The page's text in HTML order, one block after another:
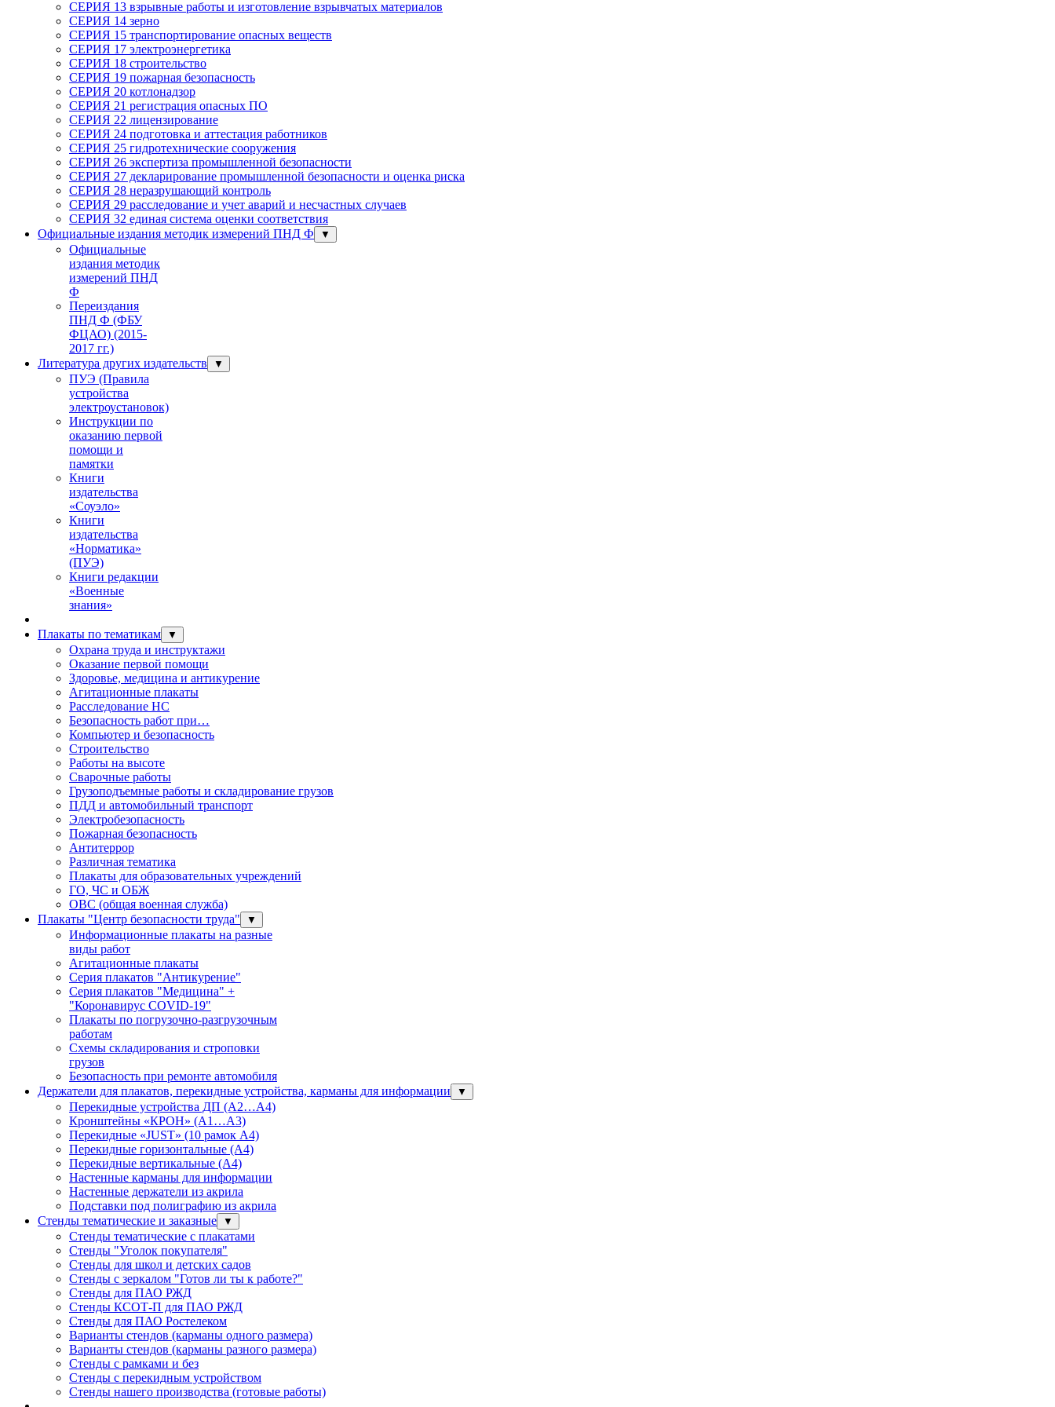
СЕРИЯ 13 взрывные работы и изготовление взрывчатых материалов
СЕРИЯ 14 зерно
СЕРИЯ 15 транспортирование опасных веществ
СЕРИЯ 17 электроэнергетика
СЕРИЯ 18 строительство
СЕРИЯ 19 пожарная безопасность
СЕРИЯ 20 котлонадзор
СЕРИЯ 21 регистрация опасных ПО
СЕРИЯ 22 лицензирование
СЕРИЯ 24 подготовка и аттестация работников
СЕРИЯ 25 гидротехнические сооружения
СЕРИЯ 26 экспертиза промышленной безопасности
СЕРИЯ 27 декларирование промышленной безопасности и оценка риска
СЕРИЯ 28 неразрушающий контроль
СЕРИЯ 29 расследование и учет аварий и несчастных случаев
СЕРИЯ 32 единая система оценки соответствия
Официальные издания методик измерений ПНД Ф
▼
Официальные
издания методик
измерений ПНД
Ф
Переиздания
ПНД Ф (ФБУ
ФЦАО) (2015-
2017 гг.)
Литература других издательств
▼
ПУЭ (Правила
устройства
электроустановок)
Инструкции по
оказанию первой
помощи и
памятки
Книги
издательства
«Соуэло»
Книги
издательства
«Норматика»
(ПУЭ)
Книги редакции
«Военные
знания»
Плакаты по тематикам ▼
Охрана труда и инструктажи
Оказание первой помощи
Здоровье, медицина и антикурение
Агитационные плакаты
Расследование НС
Безопасность работ при…
Компьютер и безопасность
Строительство
Работы на высоте
Сварочные работы
Грузоподъемные работы и складирование грузов
ПДД и автомобильный транспорт
Электробезопасность
Пожарная безопасность
Антитеррор
Различная тематика
Плакаты для образовательных учреждений
ГО, ЧС и ОБЖ
ОВС (общая военная служба)
Плакаты "Центр безопасности труда"
▼
Информационные плакаты на разные
виды работ
Агитационные плакаты
Серия плакатов "Антикурение"
Серия плакатов "Медицина" +
"Коронавирус COVID-19"
Плакаты по погрузочно-разгрузочным
работам
Схемы складирования и строповки
грузов
Безопасность при ремонте автомобиля
Держатели для плакатов, перекидные устройства, карманы для информации
▼
Перекидные устройства ДП (А2…А4)
Кронштейны «КРОН» (А1…А3)
Перекидные «JUST» (10 рамок А4)
Перекидные горизонтальные (А4)
Перекидные вертикальные (А4)
Настенные карманы для информации
Настенные держатели из акрила
Подставки под полиграфию из акрила
Стенды тематические и заказные
▼
Стенды тематические с плакатами
Стенды "Уголок покупателя"
Стенды для школ и детских садов
Стенды с зеркалом "Готов ли ты к работе?"
Стенды для ПАО РЖД
Стенды КСОТ-П для ПАО РЖД
Стенды для ПАО Ростелеком
Варианты стендов (карманы одного размера)
Варианты стендов (карманы разного размера)
Стенды с рамками и без
Стенды с перекидным устройством
Стенды нашего производства (готовые работы)